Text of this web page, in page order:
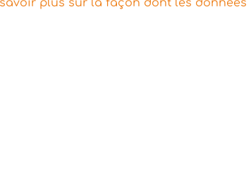
plus sur la façon dont les données